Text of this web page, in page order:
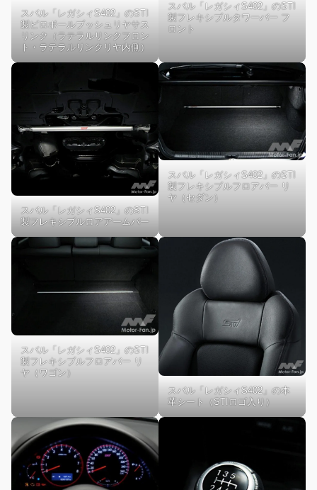
スバル「レガシィS402」のSTI
製ピロボールブッシュリヤサス
リンク（ラテラルリンクフロン
ト・ラテラルリンクリヤ内側）
スバル「レガシィS402」のSTI
製フレキシブルタワーバー フ
ロント
スバル「レガシィS402」のSTI
製フレキシブルロアアームバー
スバル「レガシィS402」のSTI
製フレキシブルフロアバー リ
ヤ（セダン）
スバル「レガシィS402」のSTI
製フレキシブルフロアバー リ
ヤ（ワゴン）
スバル「レガシィS402」の本
革シート（STIロゴ入り）